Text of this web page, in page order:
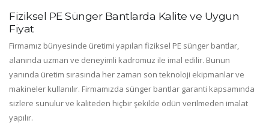
Fiziksel PE Sünger Bantlarda Kalite ve Uygun
Fiyat
Firmamız bünyesinde üretimi yapılan fiziksel PE sünger bantlar,
alanında uzman ve deneyimli kadromuz ile imal edilir. Bunun
yanında üretim sırasında her zaman son teknoloji ekipmanlar ve
makineler kullanılır. Firmamızda sünger bantlar garanti kapsamında
sizlere sunulur ve kaliteden hiçbir şekilde ödün verilmeden imalat
yapılır.